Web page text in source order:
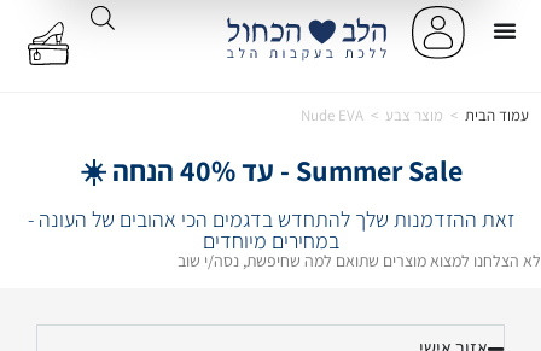
עמוד הבית > מוצר צבע >
Nude EVA
Summer Sale - עד 40% הנחה ☀️
זאת ההזדמנות שלך להתחדש בדגמים הכי אהובים של העונה -
במחירים מיוחדים
לא הצלחנו למצוא מוצרים שתואם למה שחיפשת, נסה/י שוב